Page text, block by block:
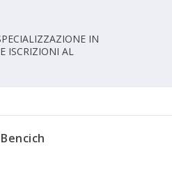
IN
ISCRIZIONI AL